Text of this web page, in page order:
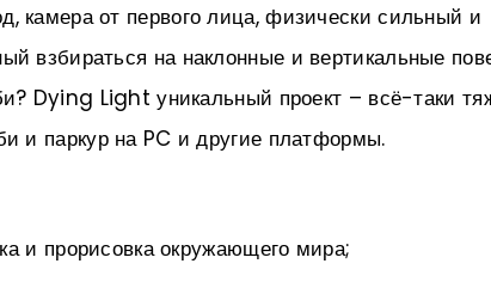
камера от первого лица, физически сильный и
взбираться на наклонные и вертикальные
Dying Light уникальный проект – всё-таки
и паркур на PC и другие платформы.
и прорисовка окружающего мира;